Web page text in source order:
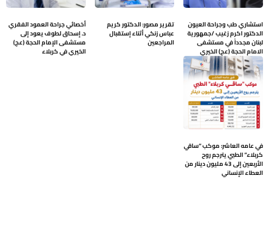
استشاري طب وجراحة العيون
الدكتور اكرم زغيب /جمهورية
لبنان مجدداً في مستشفى
الامام الحجة (عج) الخيري
تقرير مصور: الدكتور كريم
عباس زنكي أثناء إستقبال
المراجعين
أخصائي جراحة العمود الفقري
د. إسحاق لطوف يعود إلى
مستشفى الإمام الحجة (عج)
الخيري في كربلاء
في عامه العاشر: موكب “ساقي
كربلاء” الطبي يترجم روح
الأربعين إلى 43 مليون دينار من
العطاء الإنساني